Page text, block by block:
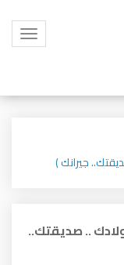
Toggle
جيرانك )
.. صديقتك..